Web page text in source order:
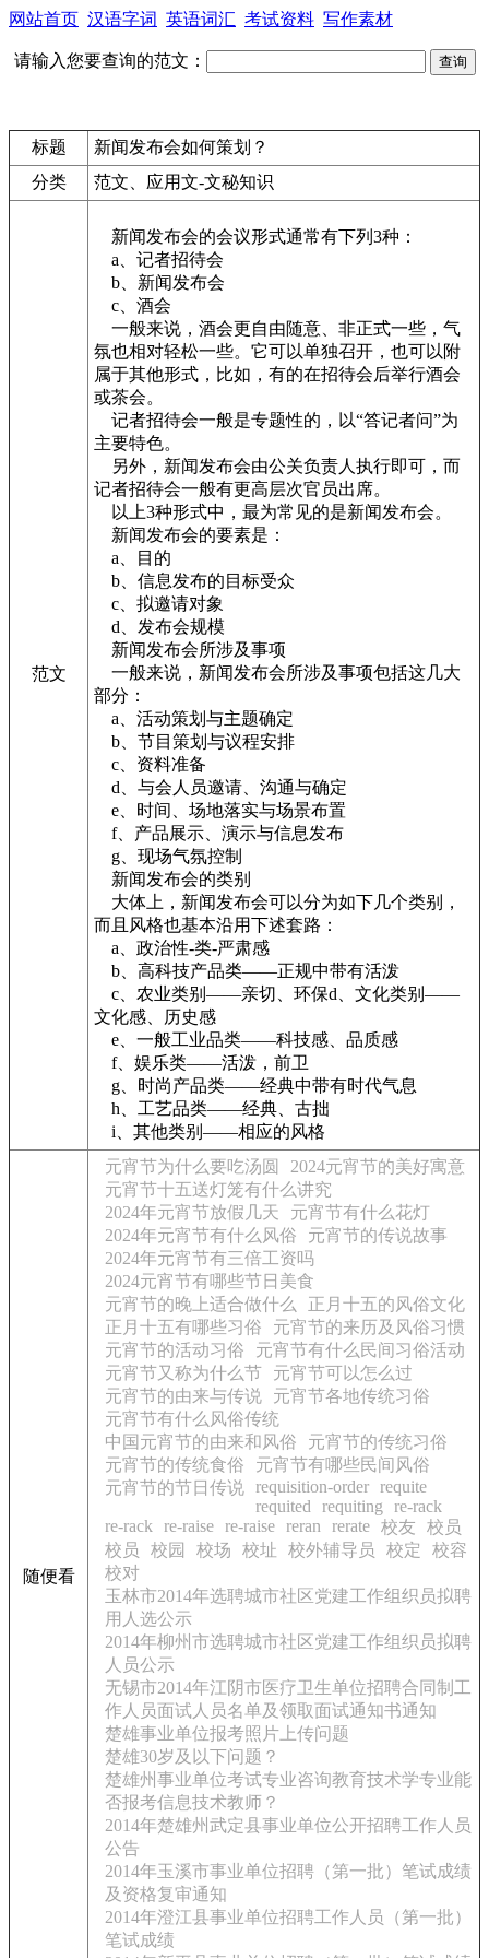
网站首页 汉语字词 英语词汇 考试资料 写作素材
请输入您要查询的范文：
标题
新闻发布会如何策划？
分类
范文、应用文-文秘知识
范文
新闻发布会的会议形式通常有下列3种：
a、记者招待会
b、新闻发布会
c、酒会
一般来说，酒会更自由随意、非正式一些，气
氛也相对轻松一些。它可以单独召开，也可以附
属于其他形式，比如，有的在招待会后举行酒会
或茶会。
记者招待会一般是专题性的，以“答记者问”为
主要特色。
另外，新闻发布会由公关负责人执行即可，而
记者招待会一般有更高层次官员出席。
以上3种形式中，最为常见的是新闻发布会。
新闻发布会的要素是：
a、目的
b、信息发布的目标受众
c、拟邀请对象
d、发布会规模
新闻发布会所涉及事项
一般来说，新闻发布会所涉及事项包括这几大
部分：
a、活动策划与主题确定
b、节目策划与议程安排
c、资料准备
d、与会人员邀请、沟通与确定
e、时间、场地落实与场景布置
f、产品展示、演示与信息发布
g、现场气氛控制
新闻发布会的类别
大体上，新闻发布会可以分为如下几个类别，
而且风格也基本沿用下述套路：
a、政治性-类-严肃感
b、高科技产品类——正规中带有活泼
c、农业类别——亲切、环保d、文化类别——
文化感、历史感
e、一般工业品类——科技感、品质感
f、娱乐类——活泼，前卫
g、时尚产品类——经典中带有时代气息
h、工艺品类——经典、古拙
i、其他类别——相应的风格
随便看
元宵节为什么要吃汤圆
2024元宵节的美好寓意
元宵节十五送灯笼有什么讲究
2024年元宵节放假几天
元宵节有什么花灯
2024年元宵节有什么风俗
元宵节的传说故事
2024年元宵节有三倍工资吗
2024元宵节有哪些节日美食
元宵节的晚上适合做什么
正月十五的风俗文化
正月十五有哪些习俗
元宵节的来历及风俗习惯
元宵节的活动习俗
元宵节有什么民间习俗活动
元宵节又称为什么节
元宵节可以怎么过
元宵节的由来与传说
元宵节各地传统习俗
元宵节有什么风俗传统
中国元宵节的由来和风俗
元宵节的传统习俗
元宵节的传统食俗
元宵节有哪些民间风俗
元宵节的节日传说 requisition-order requite
requited
requiting
re-rack
re-rack
re-raise re-raise reran rerate 校友
校员
校员
校园 校场 校址 校外辅导员 校定
校容
校对
玉林市2014年选聘城市社区党建工作组织员拟聘
用人选公示
2014年柳州市选聘城市社区党建工作组织员拟聘
人员公示
无锡市2014年江阴市医疗卫生单位招聘合同制工
作人员面试人员名单及领取面试通知书通知
楚雄事业单位报考照片上传问题
楚雄30岁及以下问题？
楚雄州事业单位考试专业咨询教育技术学专业能
否报考信息技术教师？
2014年楚雄州武定县事业单位公开招聘工作人员
公告
2014年玉溪市事业单位招聘（第一批）笔试成绩
及资格复审通知
2014年澄江县事业单位招聘工作人员（第一批）
笔试成绩